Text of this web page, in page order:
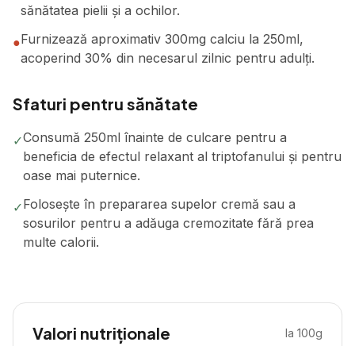
sănătatea pielii și a ochilor.
●Furnizează aproximativ 300mg calciu la 250ml,
acoperind 30% din necesarul zilnic pentru adulți.
Sfaturi pentru sănătate
✓Consumă 250ml înainte de culcare pentru a
beneficia de efectul relaxant al triptofanului și pentru
oase mai puternice.
✓Folosește în prepararea supelor cremă sau a
sosurilor pentru a adăuga cremozitate fără prea
multe calorii.
Valori nutriționale la 100g